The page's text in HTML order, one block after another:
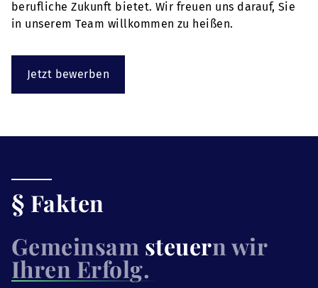
berufliche Zukunft bietet. Wir freuen uns darauf, Sie
in unserem Team willkommen zu heißen.
Jetzt bewerben
§ Fakten
Gemeinsam steuern wir
Ihren Erfolg.